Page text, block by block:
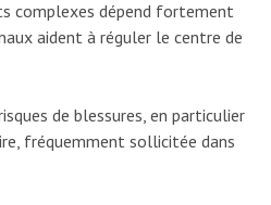
complexes dépend fortement
aident à réguler le centre de
de blessures, en particulier
fréquemment sollicitée dans